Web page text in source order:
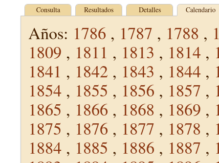
Consulta Resultados Detalles Calendario
Años: 1786 , 1787 , 1788 ,
1809 , 1811 , 1813 , 1814 ,
1841 , 1842 , 1843 , 1844 ,
1854 , 1855 , 1856 , 1857 ,
1865 , 1866 , 1868 , 1869 ,
1875 , 1876 , 1877 , 1878 ,
1884 , 1885 , 1886 , 1887 ,